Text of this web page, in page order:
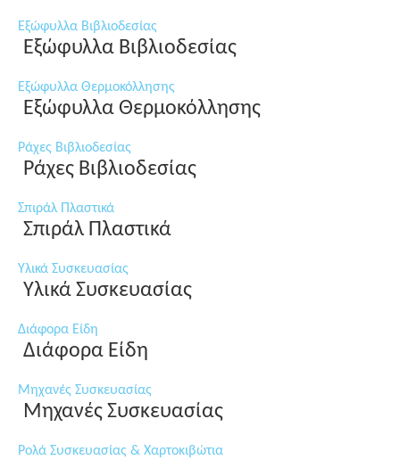
Εξώφυλλα Βιβλιοδεσίας
Εξώφυλλα Βιβλιοδεσίας
Εξώφυλλα Θερμοκόλλησης
Εξώφυλλα Θερμοκόλλησης
Ράχες Βιβλιοδεσίας
Ράχες Βιβλιοδεσίας
Σπιράλ Πλαστικά
Σπιράλ Πλαστικά
Υλικά Συσκευασίας
Υλικά Συσκευασίας
Διάφορα Είδη
Διάφορα Είδη
Μηχανές Συσκευασίας
Μηχανές Συσκευασίας
Ρολά Συσκευασίας & Χαρτοκιβώτια